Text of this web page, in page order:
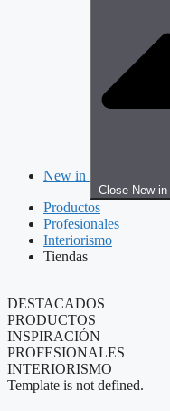
New in
Close New in
Productos
Profesionales
Interiorismo
Tiendas
DESTACADOS
PRODUCTOS
INSPIRACIÓN
PROFESIONALES
INTERIORISMO
Template is not defined.